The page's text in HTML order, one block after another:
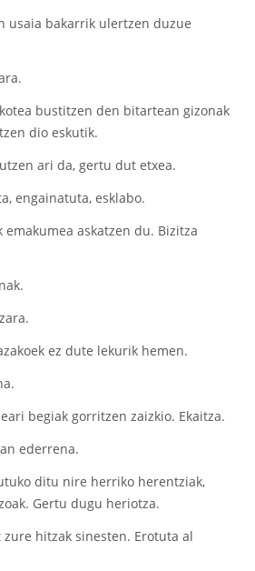
usaia bakarrik ulertzen duzue
bustitzen den bitartean gizonak
dio eskutik.
ari da, gertu dut etxea.
engainatuta, esklabo.
emakumea askatzen du. Bizitza
ez dute lekurik hemen.
begiak gorritzen zaizkio. Ekaitza.
ederrena.
ditu nire herriko herentziak,
Gertu dugu heriotza.
zure hitzak sinesten. Erotuta al